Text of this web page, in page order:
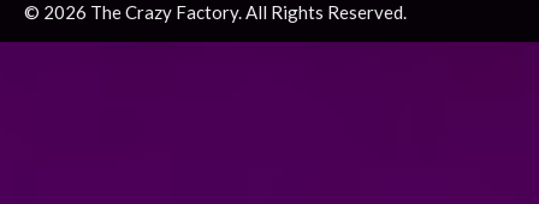
© 2026 The Crazy Factory. All Rights Reserved.